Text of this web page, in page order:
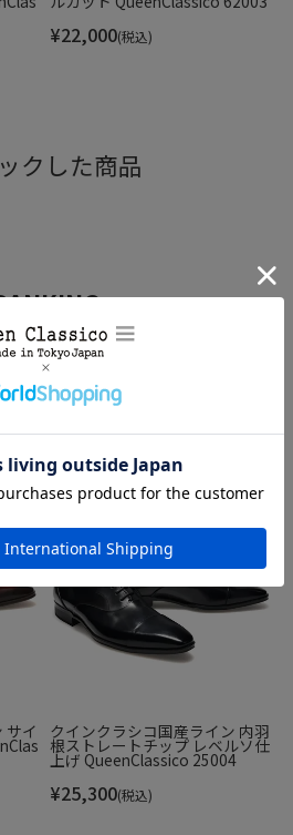
い革を使用しています。ボブソンなら
もちろん、ビジネス・プライベートど
も魅力です。
き合える一足です。リピーターの
続けているロングセラーのボブソ
¥22,000(税込)
クした商品
サイ クインクラシコ国産ライン 内羽
根ストレートチップ レベルソ仕
上げ QueenClassico 25004
¥25,300(税込)